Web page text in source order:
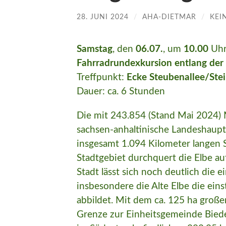
28. JUNI 2024 / AHA-DIETMAR /
Samstag, den 06.07., um 10.00
Fahrradrundexkursion entlang der
Treffpunkt: Ecke Steubenallee/
Dauer: ca. 6 Stunden
Die mit 243.854 (Stand Mai 2024)
sachsen-anhaltinische
insgesamt 1.094 Kilometer langen
Stadtgebiet durchquert die Elbe
Stadt lässt sich noch deutlich die
insbesondere die Alte Elbe die
abbildet. Mit dem ca. 125 ha
Grenze zur Einheitsgemeinde